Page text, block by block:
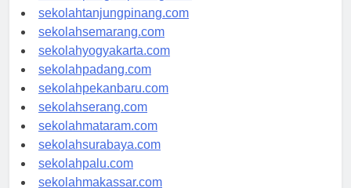
sekolahpangkalpinang.com
sekolahtanjungpinang.com
sekolahsemarang.com
sekolahyogyakarta.com
sekolahpadang.com
sekolahpekanbaru.com
sekolahserang.com
sekolahmataram.com
sekolahsurabaya.com
sekolahpalu.com